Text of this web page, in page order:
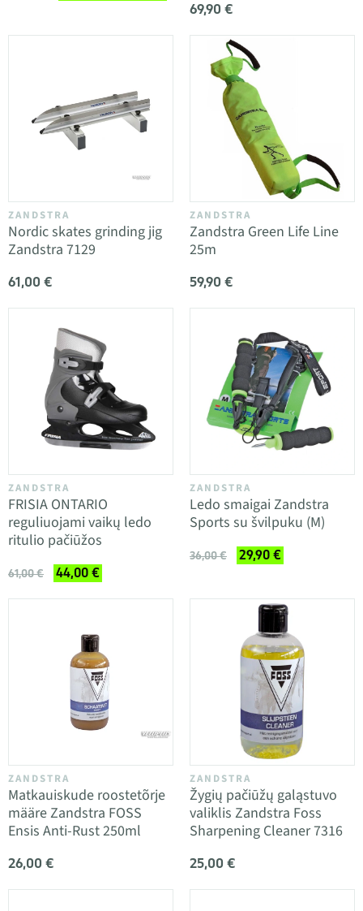
69,90 €
ZANDSTRA
Nordic skates grinding jig
Zandstra 7129
61,00 €
ZANDSTRA
Zandstra Green Life Line
25m
59,90 €
ZANDSTRA
FRISIA ONTARIO
reguliuojami vaikų ledo
ritulio pačiūžos
61,00 € 44,00 €
ZANDSTRA
Ledo smaigai Zandstra
Sports su švilpuku (M)
36,00 € 29,90 €
ZANDSTRA
Matkauiskude roostetõrje
määre Zandstra FOSS
Ensis Anti-Rust 250ml
26,00 €
ZANDSTRA
Žygių pačiūžų galąstuvo
valiklis Zandstra Foss
Sharpening Cleaner 7316
25,00 €